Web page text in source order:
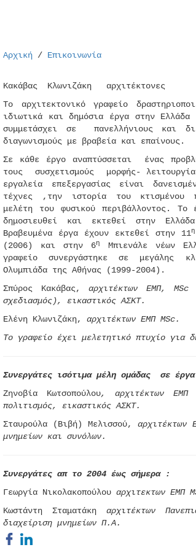
Αρχική / Επικοινωνία
Κακάβας Κλωνιζάκη αρχιτέκτονες
Το αρχιτεκτονικό γραφείο
ιδιωτικά και δημόσια έργα στην
συμμετάσχει σε πανελλήνιους και
διαγωνισμούς με βραβεία και επαίνους.
Σε κάθε έργο αναπτύσσεται ένας
τους συσχετισμούς μορφής-
εργαλεία επεξεργασίας είναι
τέχνες ,την ιστορία του κτισμένου
μελέτη του φυσικού περιβάλλοντος. Το
δημοσιευθεί και εκτεθεί στην
Βραβευμένα έργα έχουν εκτεθεί στην 11η
(2006) και στην 6η
Μπιενάλε νέων
γραφείο συνεργάστηκε σε μεγάλης
Ολυμπιάδα της Αθήνας (1999-2004).
Σπύρος Κακάβας,αρχιτέκτων ΕΜΠ, MSc
σχεδιασμός), εικαστικός ΑΣΚΤ.
Ελένη Κλωνιζάκη, αρχιτέκτων ΕΜΠ MSc.
Το γραφείο έχει μελετητικό πτυχίο για
Συνεργάτες ισότιμα μέλη ομάδας σε
Ζηνοβία Κωτσοπούλου, αρχιτέκτων
πολιτισμός, εικαστικός ΑΣΚΤ.
Σταυρούλα (Βιβή) Μελισσού,
αρχιτέκτων
μνημείων και συνόλων.
Συνεργάτες απ το 2004 έως σήμερα :
Γεωργία Νικολακοπούλου αρχιτεκτων ΕΜΠ M
Κωστάντη Σταματάκηαρχιτέκτων
διαχείριση μνημείων Π.Α.